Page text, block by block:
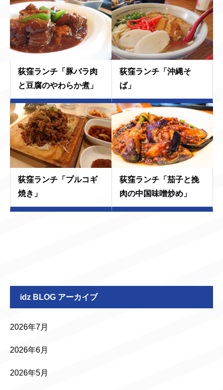
荻窪ランチ「豚バラ肉
と豆腐のやわらか煮」
荻窪ランチ「沖縄そ
ば」
荻窪ランチ「プルコギ
焼き」
荻窪ランチ「茄子と挽
肉の中国味噌炒め」
idz BLOG アーカイブ
2026年7月
2026年6月
2026年5月